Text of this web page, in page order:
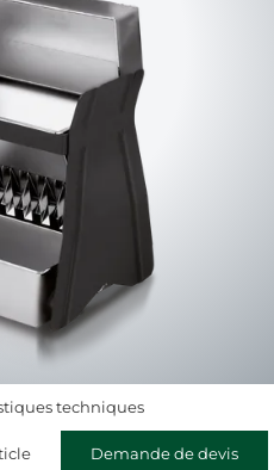
techniques
Demande de devis